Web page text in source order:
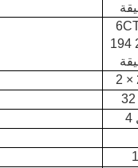
194 كيلوواط / 2200